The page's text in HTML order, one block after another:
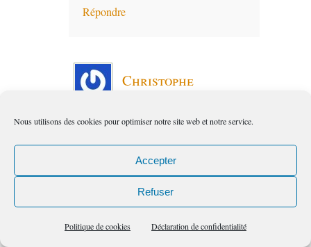
Nous utilisons des cookies pour optimiser notre site web et notre service.
Accepter
Refuser
Politique de cookies Déclaration de confidentialité
Répondre
Christophe
Ce livre est une révélation, mais
comme tout livre/savoir il ne peut
apporter à la personne que ce à quoi
elle est en mesure d’intégrer :
http://cellules-souches-
adultes.overblog.com/il-change-